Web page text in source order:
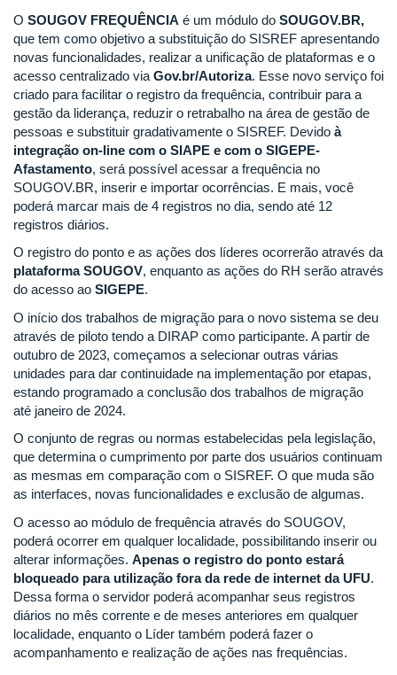
O SOUGOV FREQUÊNCIA é um módulo do SOUGOV.BR,
que tem como objetivo a substituição do SISREF apresentando
novas funcionalidades, realizar a unificação de plataformas e o
acesso centralizado via Gov.br/Autoriza. Esse novo serviço foi
criado para facilitar o registro da frequência, contribuir para a
gestão da liderança, reduzir o retrabalho na área de gestão de
pessoas e substituir gradativamente o SISREF. Devido à
integração on-line com o SIAPE e com o SIGEPE-
Afastamento, será possível acessar a frequência no
SOUGOV.BR, inserir e importar ocorrências. E mais, você
poderá marcar mais de 4 registros no dia, sendo até 12
registros diários.
O registro do ponto e as ações dos líderes ocorrerão através da
plataforma SOUGOV, enquanto as ações do RH serão através
do acesso ao SIGEPE.
O início dos trabalhos de migração para o novo sistema se deu
através de piloto tendo a DIRAP como participante. A partir de
outubro de 2023, começamos a selecionar outras várias
unidades para dar continuidade na implementação por etapas,
estando programado a conclusão dos trabalhos de migração
até janeiro de 2024.
O conjunto de regras ou normas estabelecidas pela legislação,
que determina o cumprimento por parte dos usuários continuam
as mesmas em comparação com o SISREF. O que muda são
as interfaces, novas funcionalidades e exclusão de algumas.
O acesso ao módulo de frequência através do SOUGOV,
poderá ocorrer em qualquer localidade, possibilitando inserir ou
alterar informações. Apenas o registro do ponto estará
bloqueado para utilização fora da rede de internet da UFU.
Dessa forma o servidor poderá acompanhar seus registros
diários no mês corrente e de meses anteriores em qualquer
localidade, enquanto o Líder também poderá fazer o
acompanhamento e realização de ações nas frequências.